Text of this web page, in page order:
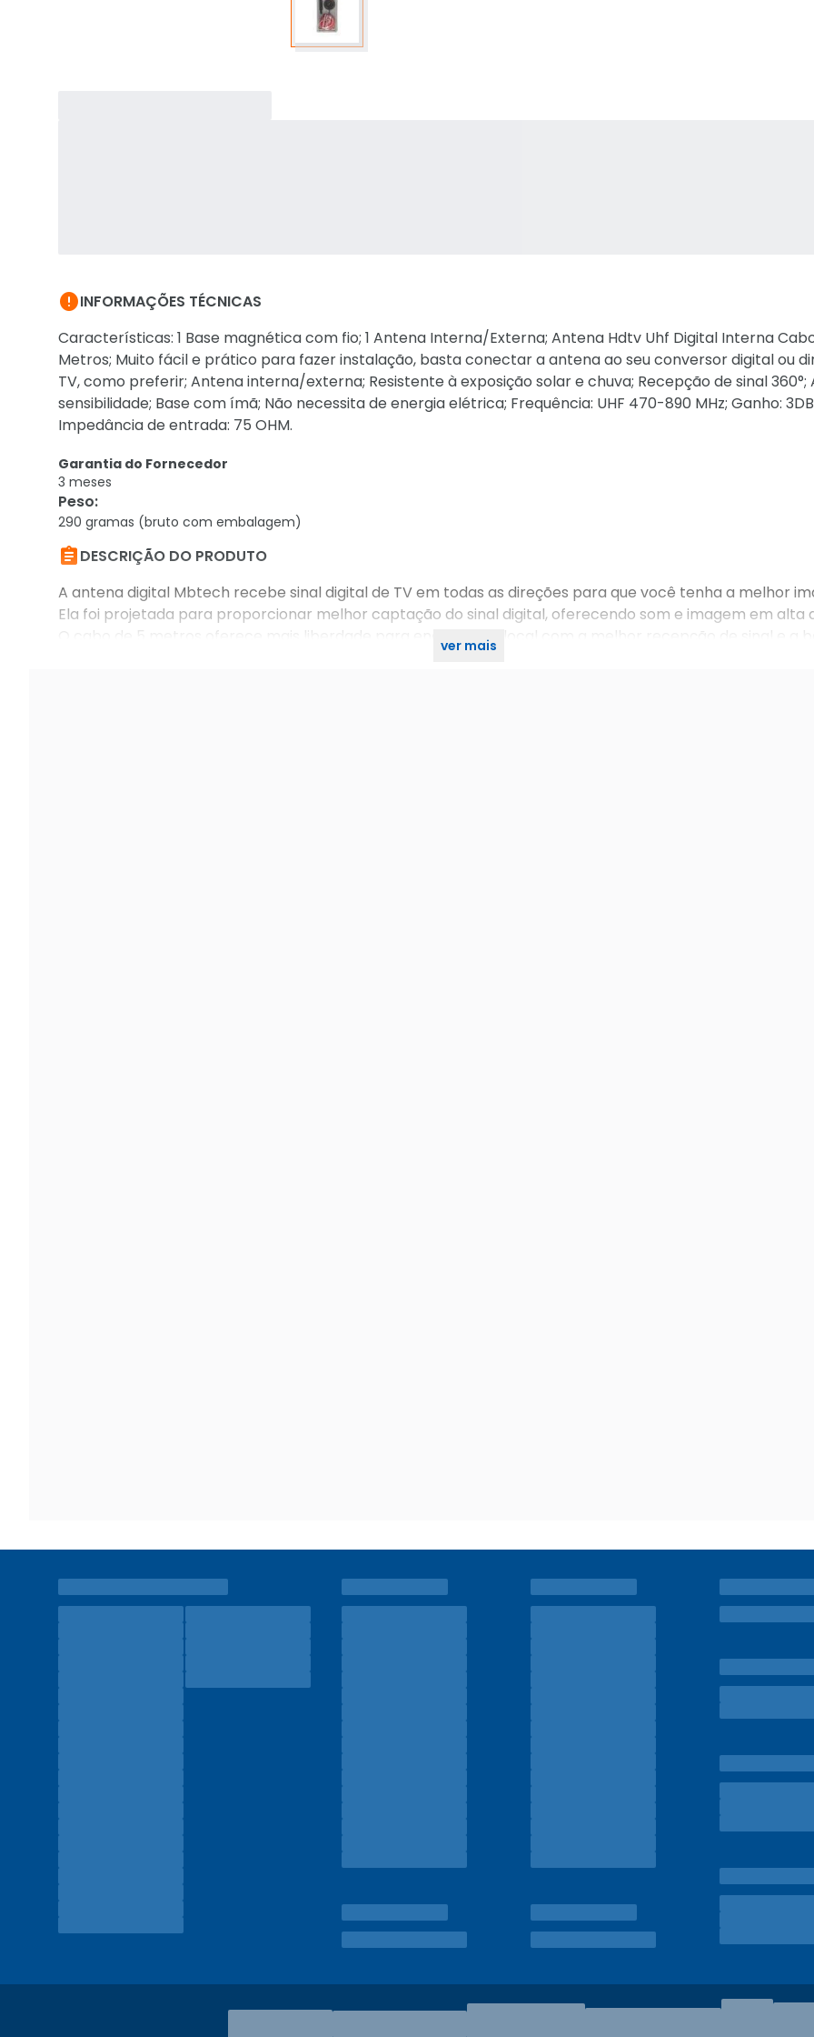
INFORMAÇÕES TÉCNICAS
Características: 1 Base magnética com fio; 1 Antena Interna/Externa; Antena Hdtv Uhf Digital Interna
Metros; Muito fácil e prático para fazer instalação, basta conectar a antena ao seu conversor digital ou
TV, como preferir; Antena interna/externa; Resistente à exposição solar e chuva; Recepção de sinal 360°;
sensibilidade; Base com ímã; Não necessita de energia elétrica; Frequência: UHF 470-890 MHz; Ganho:
Impedância de entrada: 75 OHM.
Garantia do Fornecedor
3 meses
Peso:
290 gramas (bruto com embalagem)
DESCRIÇÃO DO PRODUTO
A antena digital Mbtech recebe sinal digital de TV em todas as direções para que você tenha a melhor
Ela foi projetada para proporcionar melhor captação do sinal digital, oferecendo som e imagem em alta
O cabo de 5 metros oferece mais liberdade para encontrar o local com a melhor recepção de sinal e a
ver mais